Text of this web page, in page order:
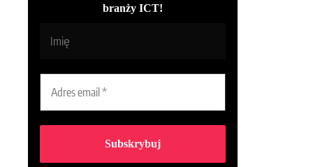
branży ICT!